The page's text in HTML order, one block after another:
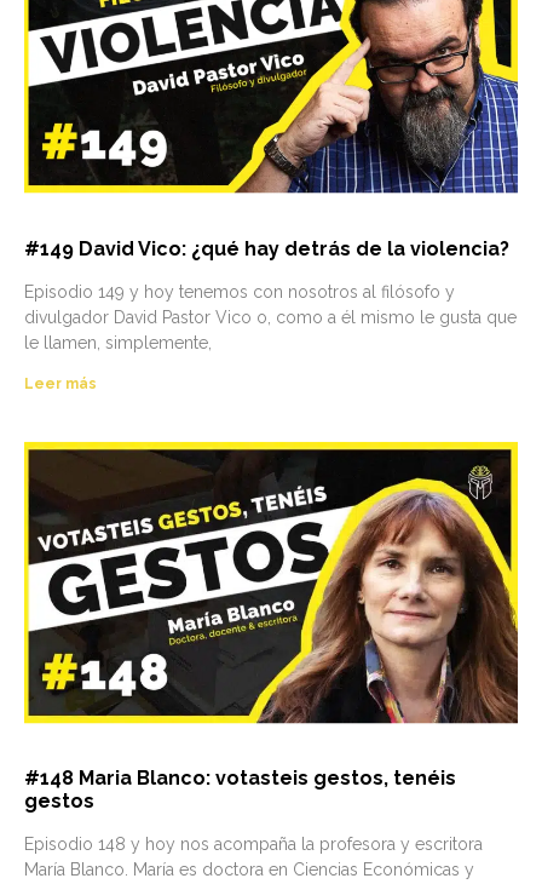
#149 David Vico: ¿qué hay detrás de la violencia?
Episodio 149 y hoy tenemos con nosotros al filósofo y
divulgador David Pastor Vico o, como a él mismo le gusta que
le llamen, simplemente,
Leer más
#148 Maria Blanco: votasteis gestos, tenéis
gestos
Episodio 148 y hoy nos acompaña la profesora y escritora
María Blanco. María es doctora en Ciencias Económicas y